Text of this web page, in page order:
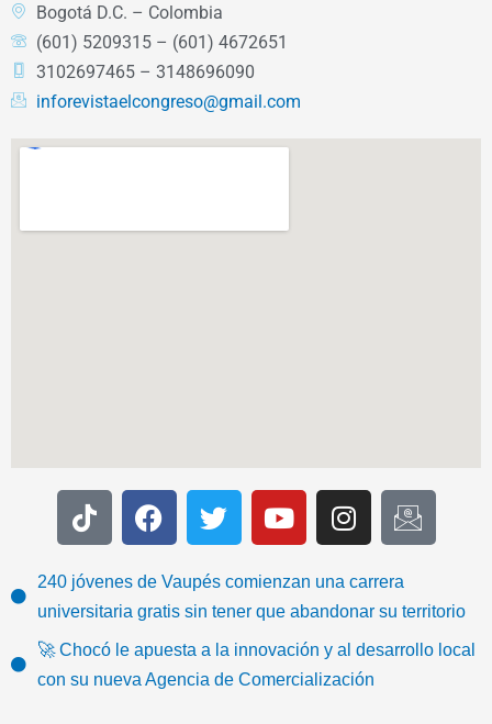
Bogotá D.C. – Colombia
(601) 5209315 – (601) 4672651
3102697465 – 3148696090
inforevistaelcongreso@gmail.com
T
i
t
o
k
F
a
e
b
o
o
k
T
w
t
t
e
Y
o
t
u
b
I
n
t
a
g
a
I
c
-
e
240 jóvenes de Vaupés comienzan una carrera
universitaria gratis sin tener que abandonar su territorio
🚀 Chocó le apuesta a la innovación y al desarrollo local
con su nueva Agencia de Comercialización